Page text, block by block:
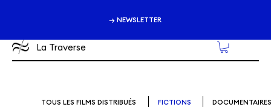
→ NEWSLETTER
La Traverse
TOUS LES FILMS DISTRIBUÉS FICTIONS DOCUMENTAIRES